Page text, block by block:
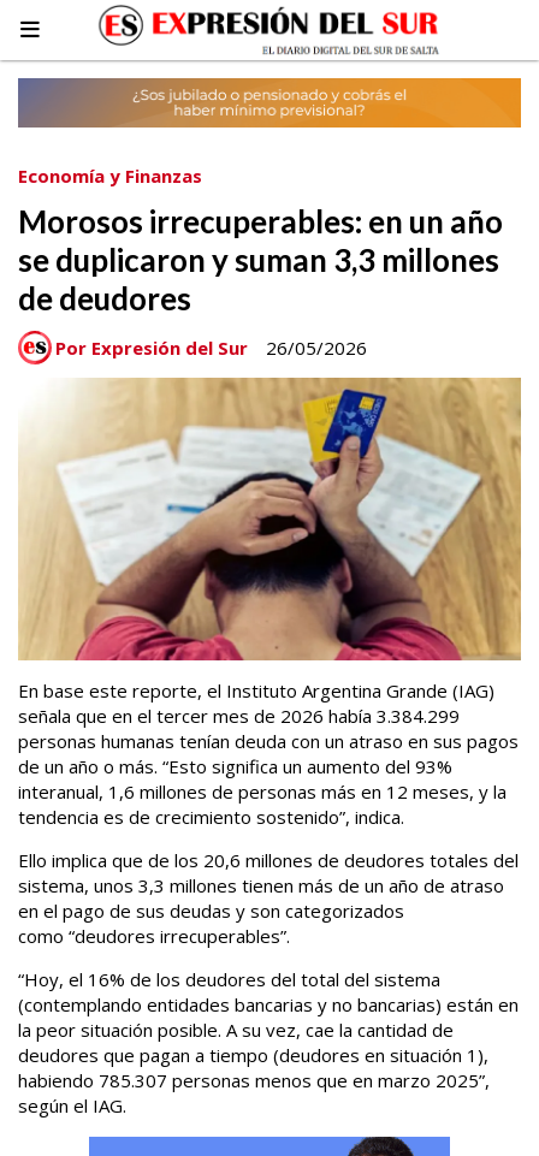
Morosos irrecuperables: en un año
se duplicaron y suman 3,3 millones
de deudores
Economía y Finanzas
26/05/2026
Por Expresión del Sur
En base este reporte, el Instituto Argentina Grande (IAG)
señala que en el tercer mes de 2026 había 3.384.299
personas humanas tenían deuda con un atraso en sus pagos
de un año o más. “Esto significa un aumento del 93%
interanual, 1,6 millones de personas más en 12 meses, y la
tendencia es de crecimiento sostenido”, indica.
Ello implica que de los 20,6 millones de deudores totales del
sistema, unos 3,3 millones tienen más de un año de atraso
en el pago de sus deudas y son categorizados
como “deudores irrecuperables”.
“Hoy, el 16% de los deudores del total del sistema
(contemplando entidades bancarias y no bancarias) están en
la peor situación posible. A su vez, cae la cantidad de
deudores que pagan a tiempo (deudores en situación 1),
habiendo 785.307 personas menos que en marzo 2025”,
según el IAG.